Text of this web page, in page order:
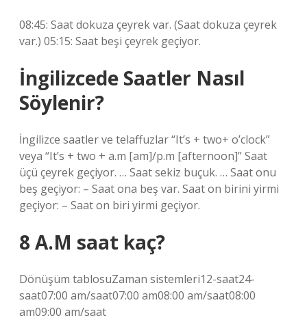
08:45: Saat dokuza çeyrek var. (Saat dokuza çeyrek
var.) 05:15: Saat beşi çeyrek geçiyor.
İngilizcede Saatler Nasıl
Söylenir?
İngilizce saatler ve telaffuzlar “It’s + two+ o’clock”
veya “It’s + two + a.m [am]/p.m [afternoon]” Saat
üçü çeyrek geçiyor. … Saat sekiz buçuk. … Saat onu
beş geçiyor: – Saat ona beş var. Saat on birini yirmi
geçiyor: – Saat on biri yirmi geçiyor.
8 A.M saat kaç?
Dönüşüm tablosuZaman sistemleri12-saat24-
saat07:00 am/saat07:00 am08:00 am/saat08:00
am09:00 am/saat